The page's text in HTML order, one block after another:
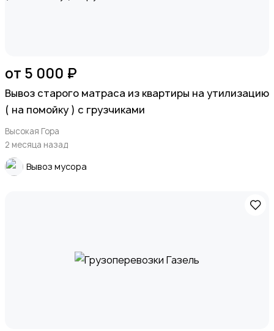
от 5 000 ₽
Вывоз старого матраса из квартиры на утилизацию
( на помойку ) с грузчиками
Высокая Гора
2 месяца назад
Вывоз мусора